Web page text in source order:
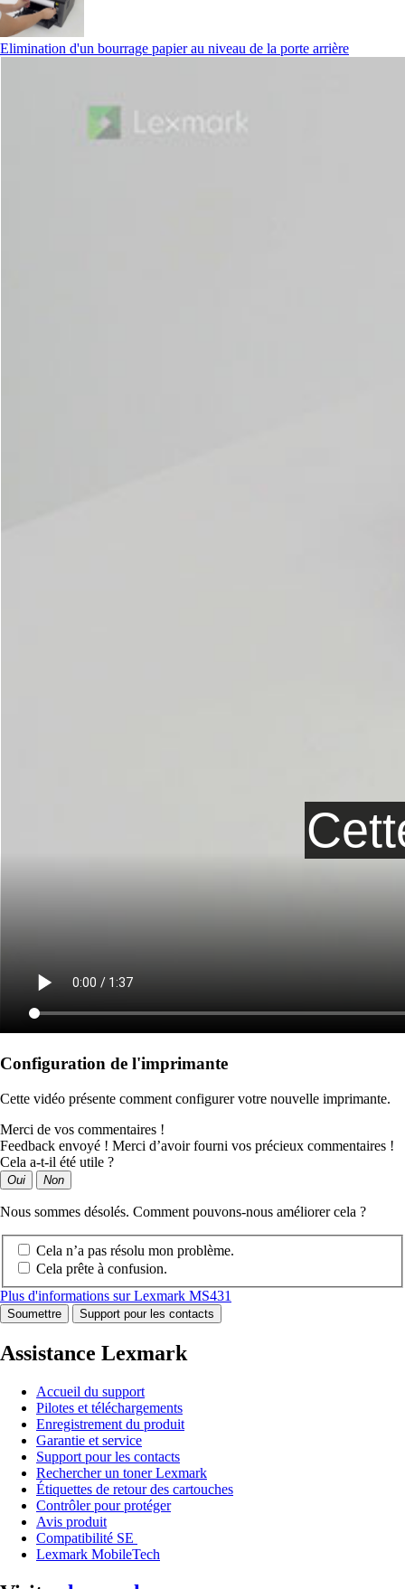
Elimination d'un bourrage papier au niveau de la porte arrière
Configuration de l'imprimante
Cette vidéo présente comment configurer votre nouvelle imprimante.
Merci de vos commentaires !
Feedback envoyé ! Merci d’avoir fourni vos précieux commentaires !
Cela a-t-il été utile ?
Oui Non
Nous sommes désolés. Comment pouvons-nous améliorer cela ?
Cela n’a pas résolu mon problème.
Cela prête à confusion.
Plus d'informations sur Lexmark MS431
Soumettre Support pour les contacts
Assistance Lexmark
Accueil du support
Pilotes et téléchargements
Enregistrement du produit
Garantie et service
Support pour les contacts
Rechercher un toner Lexmark
Étiquettes de retour des cartouches
Contrôler pour protéger
Avis produit
Compatibilité SE
Lexmark MobileTech